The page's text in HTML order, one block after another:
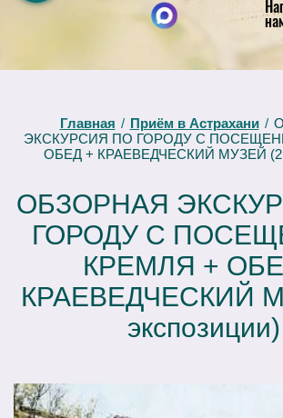
Главная / Приём в Астрахани /
ЭКСКУРСИЯ ПО ГОРОДУ С
ОБЕД + КРАЕВЕДЧЕСКИЙ МУЗЕЙ (2
ОБЗОРНАЯ
ГОРОДУ С
КРЕМЛЯ +
КРАЕВЕДЧЕСКИЙ
экспозиции)